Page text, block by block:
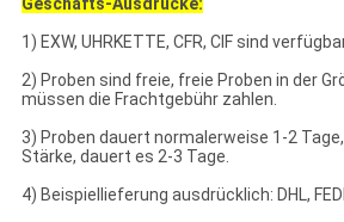
Geschäfts-Ausdrücke:
1) EXW, UHRKETTE, CFR, CIF sind
2) Proben sind freie, freie Proben in der
müssen die Frachtgebühr zahlen.
3) Proben dauert normalerweise 1-2
Stärke, dauert es 2-3 Tage.
4) Beispiellieferung ausdrücklich: DHL,